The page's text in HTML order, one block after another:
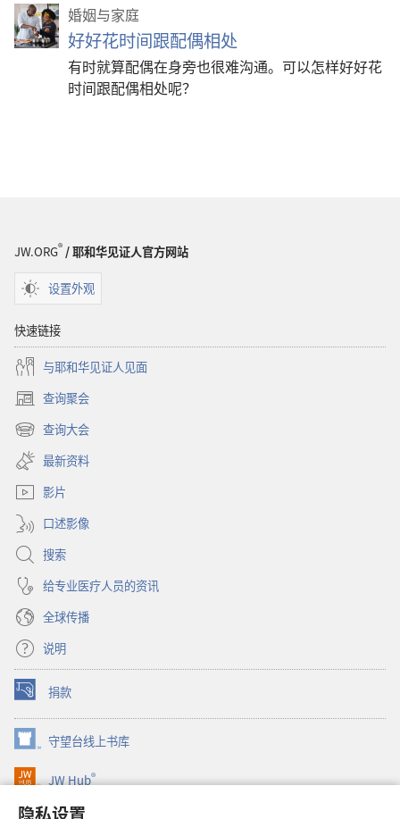
隐私设置
婚姻与家庭
好好花时间跟配偶相处
有时就算配偶在身旁也很难沟通。可以怎样好好花
时间跟配偶相处呢？
JW.ORG®/ 耶和华见证人官方网站
设置外观
快速链接
与耶和华见证人见面
查询聚会
（打
开
新
窗
口）
查询大会
（打
开
新
窗
最新资料
影片
口述影像
搜索
给专业医疗人员的资讯
全球传播
说明
捐款
（打
开
新
窗
口）
守望台线上书库
（打
开
新
JW Hub®
（打
开